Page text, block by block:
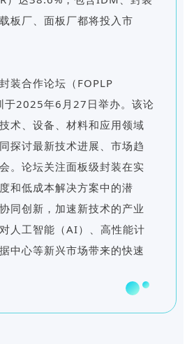
板厂、面板厂都将投入市
装合作论坛（FOPLP
于2025年6月27日举办。该论
术、设备、材料和应用领域
探讨最新技术进展、市场趋
。论坛关注面板级封装在实
和低成本解决方案中的潜
同创新，加速新技术的产业
人工智能（AI）、高性能计
中心等新兴市场带来的快速